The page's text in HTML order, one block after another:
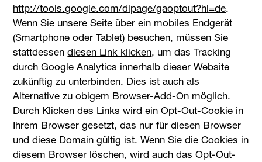
http://tools.google.com/dlpage/gaoptout?hl=de.
Wenn Sie unsere Seite über ein mobiles Endgerät
(Smartphone oder Tablet) besuchen, müssen Sie
stattdessendiesen Link klicken, um das Tracking
durch Google Analytics innerhalb dieser Website
zukünftig zu unterbinden. Dies ist auch als
Alternative zu obigem Browser-Add-On möglich.
Durch Klicken des Links wird ein Opt-Out-Cookie in
Ihrem Browser gesetzt, das nur für diesen Browser
und diese Domain gültig ist. Wenn Sie die Cookies in
diesem Browser löschen, wird auch das Opt-Out-